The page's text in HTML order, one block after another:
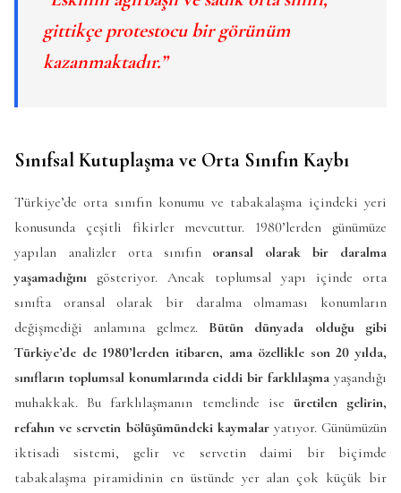
gittikçe protestocu bir görünüm
kazanmaktadır.”
Sınıfsal Kutuplaşma ve Orta Sınıfın Kaybı
Türkiye’de orta sınıfın konumu ve tabakalaşma içindeki yeri
konusunda çeşitli fikirler mevcuttur. 1980’lerden günümüze
yapılan analizler orta sınıfın oransal olarak bir daralma
yaşamadığını gösteriyor. Ancak toplumsal yapı içinde orta
sınıfta oransal olarak bir daralma olmaması konumların
değişmediği anlamına gelmez. Bütün dünyada olduğu gibi
Türkiye’de de 1980’lerden itibaren, ama özellikle son 20 yılda,
sınıfların toplumsal konumlarında ciddi bir farklılaşma yaşandığı
muhakkak. Bu farklılaşmanın temelinde ise üretilen gelirin,
refahın ve servetin bölüşümündeki kaymalaryatıyor. Günümüzün
iktisadi sistemi, gelir ve servetin daimi bir biçimde
tabakalaşma piramidinin en üstünde yer alan çok küçük bir